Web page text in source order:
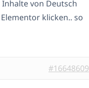
von Deutsch
klicken.. so
#16648609